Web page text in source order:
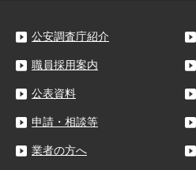
公安調査庁紹介
職員採用案内
公表資料
申請・相談等
業者の方へ